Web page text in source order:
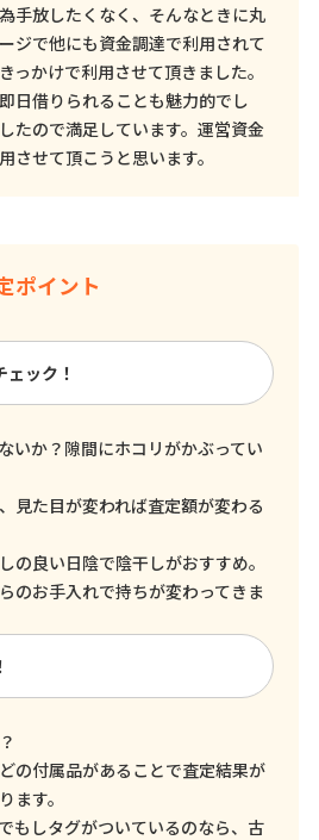
手放したくなく、そんなときに丸
ジで他にも資金調達で利用されて
っかけで利用させて頂きました。
日借りられることも魅力的でし
たので満足しています。運営資金
させて頂こうと思います。
ポイント
ック！
いか？隙間にホコリがかぶってい
見た目が変われば査定額が変わる
の良い日陰で陰干しがおすすめ。
のお手入れで持ちが変わってきま
の付属品があることで査定結果が
ます。
もしタグがついているのなら、古